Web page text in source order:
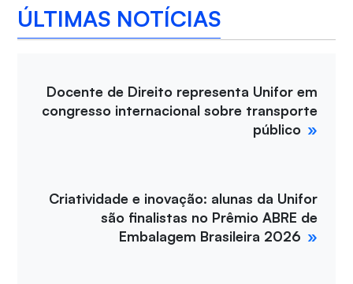
ÚLTIMAS NOTÍCIAS
Docente de Direito representa Unifor em
congresso internacional sobre transporte
público
Criatividade e inovação: alunas da Unifor
são finalistas no Prêmio ABRE de
Embalagem Brasileira 2026